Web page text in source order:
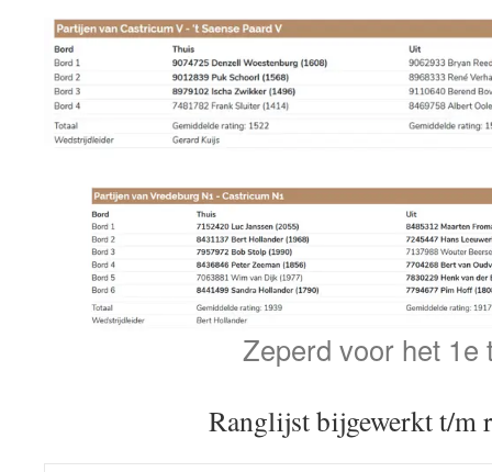
Zeperd voor het 1e
Ranglijst bijgewerkt t/m